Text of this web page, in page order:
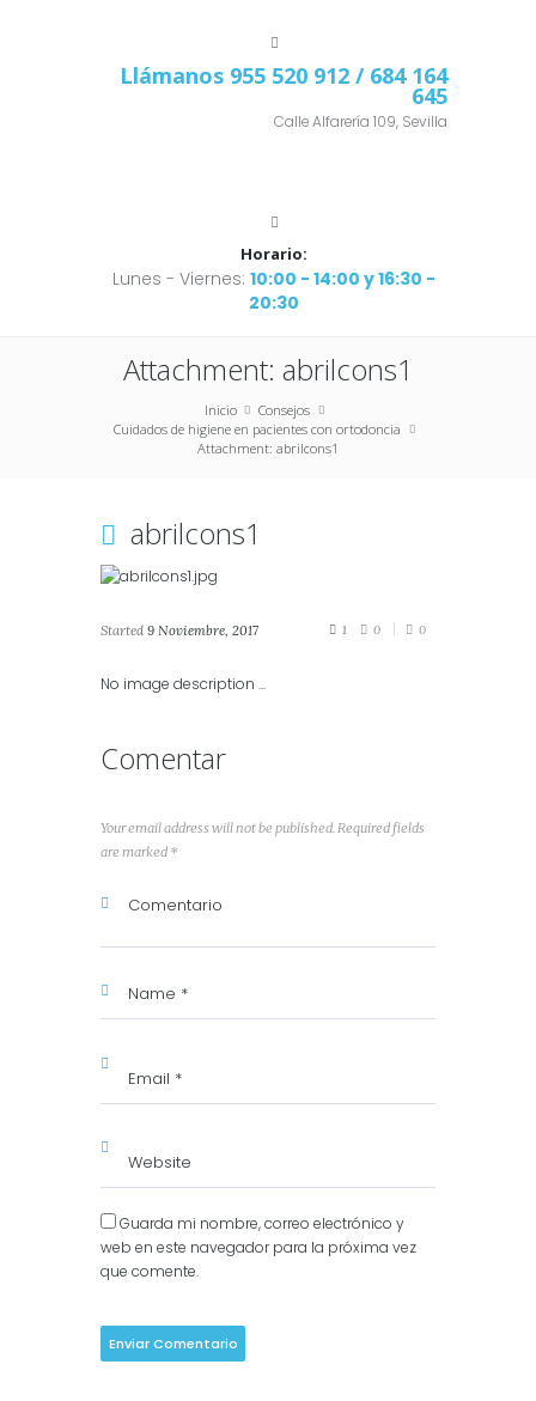
Llámanos 955 520 912 / 684 164
645
Calle Alfarería 109, Sevilla
Horario:
Lunes - Viernes: 10:00 - 14:00 y 16:30 -
20:30
Attachment: abrilcons1
Inicio
Consejos
Cuidados de higiene en pacientes con ortodoncia
Attachment: abrilcons1
abrilcons1
Started 9 Noviembre, 2017 1 0 0
No image description ...
Comentar
Your email address will not be published. Required fields
are marked *
Guarda mi nombre, correo electrónico y
web en este navegador para la próxima vez
que comente.